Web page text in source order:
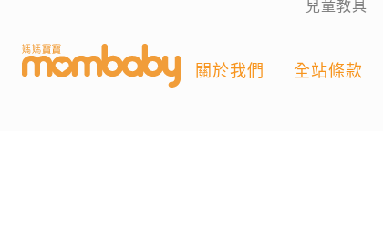
兒童教具
關於我們 全站條款